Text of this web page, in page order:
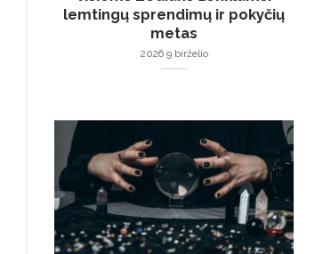
lemtingų sprendimų ir pokyčių
metas
2026 9 birželio